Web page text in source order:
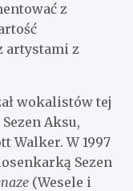
z
artystami z
wokalistów tej
Aksu,
Walker. W 1997
Sezen
(Wesele i